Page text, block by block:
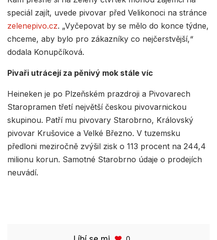
speciál zajít, uvede pivovar před Velikonoci na stránce
zelenepivo.cz. „Vyčepovat by se mělo do konce týdne,
chceme, aby bylo pro zákazníky co nejčerstvější,“
dodala Konupčíková.
Pivaři utrácejí za pěnivý mok stále víc
Heineken je po Plzeňském prazdroji a Pivovarech
Staropramen třetí největší českou pivovarnickou
skupinou. Patří mu pivovary Starobrno, Královský
pivovar Krušovice a Velké Březno. V tuzemsku
předloni meziročně zvýšil zisk o 113 procent na 244,4
milionu korun. Samotné Starobrno údaje o prodejích
neuvádí.